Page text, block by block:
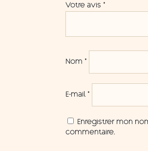
Votre avis *
Nom *
E-mail *
Enregistrer mon
commentaire.